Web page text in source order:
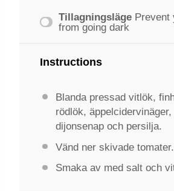
Tillagningsläge Prevent
from going dark
Instructions
Blanda pressad vitlök,
rödlök,
dijonsenap och persilja.
Vänd ner skivade tomater.
Smaka av med salt och